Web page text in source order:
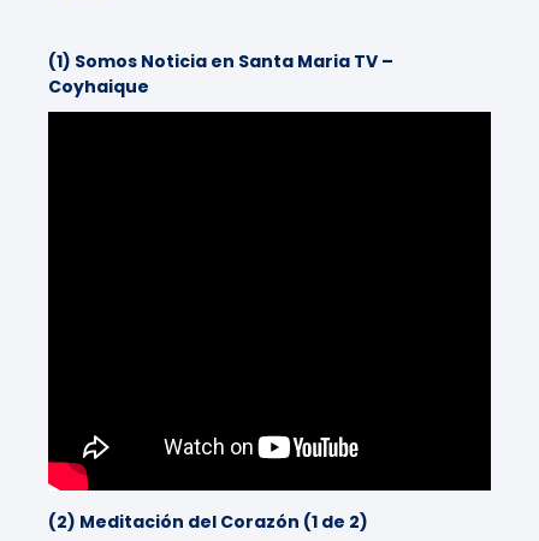
(1) Somos Noticia en Santa Maria TV –
Coyhaique
(2) Meditación del Corazón (1 de 2)